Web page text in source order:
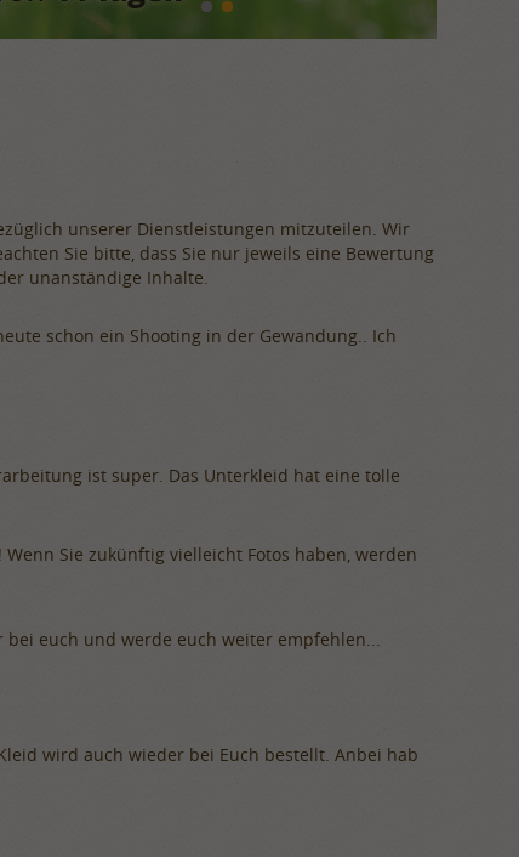
unserer Dienstleistungen mitzuteilen. Wir
Sie bitte, dass Sie nur jeweils eine Bewertung
unanständige Inhalte.
schon ein Shooting in der Gewandung.. Ich
ist super. Das Unterkleid hat eine tolle
Sie zukünftig vielleicht Fotos haben, werden
euch und werde euch weiter empfehlen...
wird auch wieder bei Euch bestellt. Anbei hab